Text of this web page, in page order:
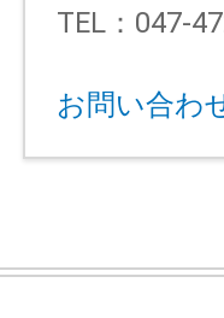
TEL：047-
お問い合わ